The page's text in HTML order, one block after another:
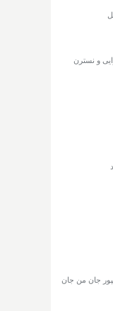
و نسترن
جان من جان